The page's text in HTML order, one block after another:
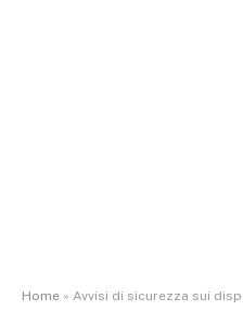
Home » Avvisi di sicurezza sui dispositivi medici –